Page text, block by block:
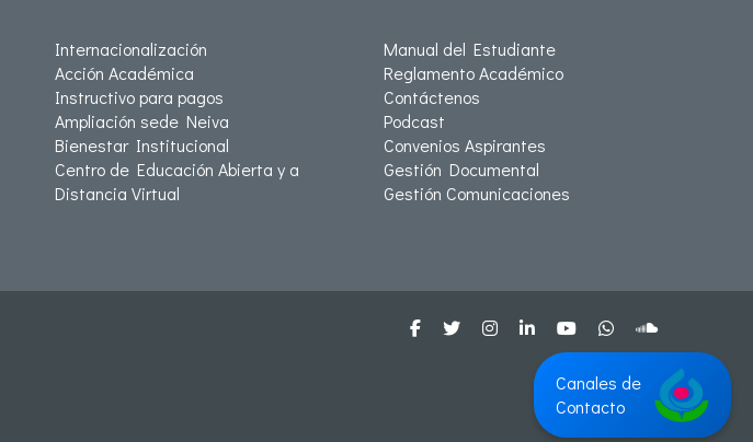
Internacionalización
Acción Académica
Instructivo para pagos
Ampliación sede Neiva
Bienestar Institucional
Centro de Educación Abierta y a
Distancia Virtual
Manual del Estudiante
Reglamento Académico
Contáctenos
Podcast
Convenios Aspirantes
Gestión Documental
Gestión Comunicaciones
Canales de
Contacto